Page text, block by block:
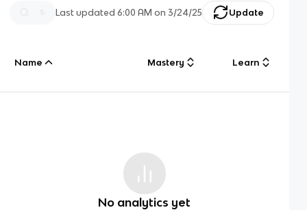
Last updated6:00 AM on 3/24/25 Update
Name Mastery Learn
No analytics yet